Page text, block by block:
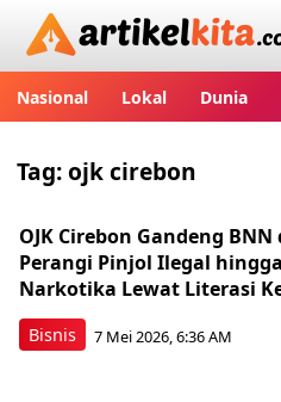
Nasional Lokal Dunia
Tag:ojk cirebon
Bisnis
OJK Cirebon Gandeng BNN
Perangi Pinjol Ilegal hingga
Narkotika Lewat Literasi
7 Mei 2026, 6:36 AM